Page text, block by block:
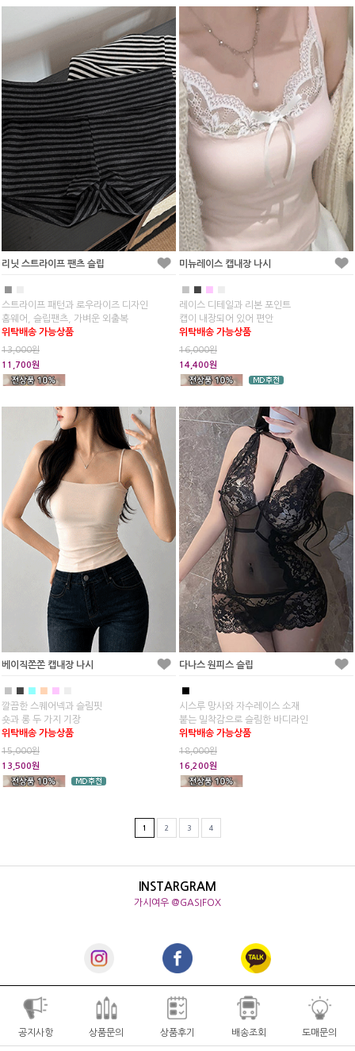
리닛 스트라이프 팬츠 슬립
스트라이프 패턴과 로우라이즈 디자인
홈웨어, 슬립팬츠, 가벼운 외출복
위탁배송 가능상품
13,000원
11,700원
미뉴레이스 캡내장 나시
■
레이스 디테일과 리본 포인트
캡이 내장되어 있어 편안
위탁배송 가능상품
16,000원
14,400원
베이직쫀쫀 캡내장 나시
■ ■ ■ ■ ■
깔끔한 스퀘어넥과 슬림핏
숏과 롱 두 가지 기장
위탁배송 가능상품
15,000원
13,500원
다나스 원피스 슬립
■
시스루 망사와 자수레이스 소재
붙는 밀착감으로 슬림한 바디라인
위탁배송 가능상품
18,000원
16,200원
1 2 3 4
INSTARGRAM
가시여우 @GASIFOX
공지사항 상품문의 상품후기 배송조회 도매문의